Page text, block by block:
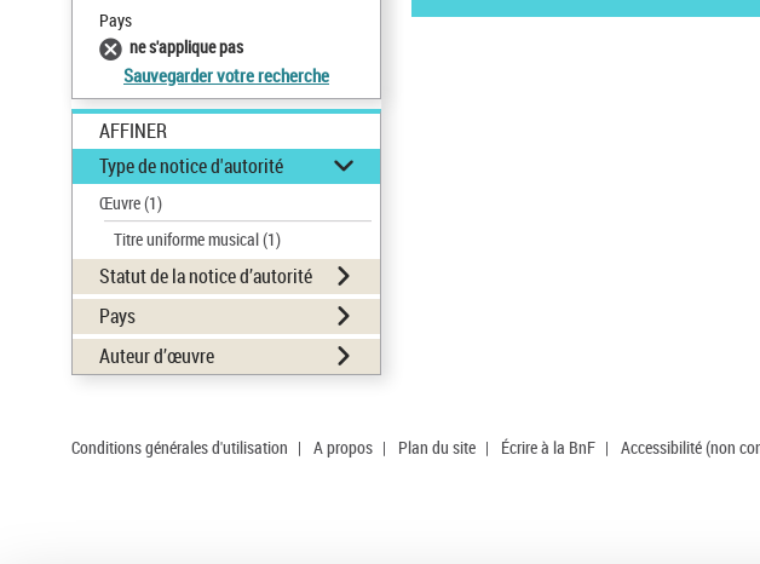
Pays
ne s'applique pas
Sauvegarder votre recherche
AFFINER
Type de notice d'autorité
Œuvre(1)
Titre uniforme musical(1)
Statut de la notice d’autorité
Pays
Auteur d’œuvre
Conditions générales d'utilisation | A propos | Plan du site | Écrire à la BnF | Accessibilité (non